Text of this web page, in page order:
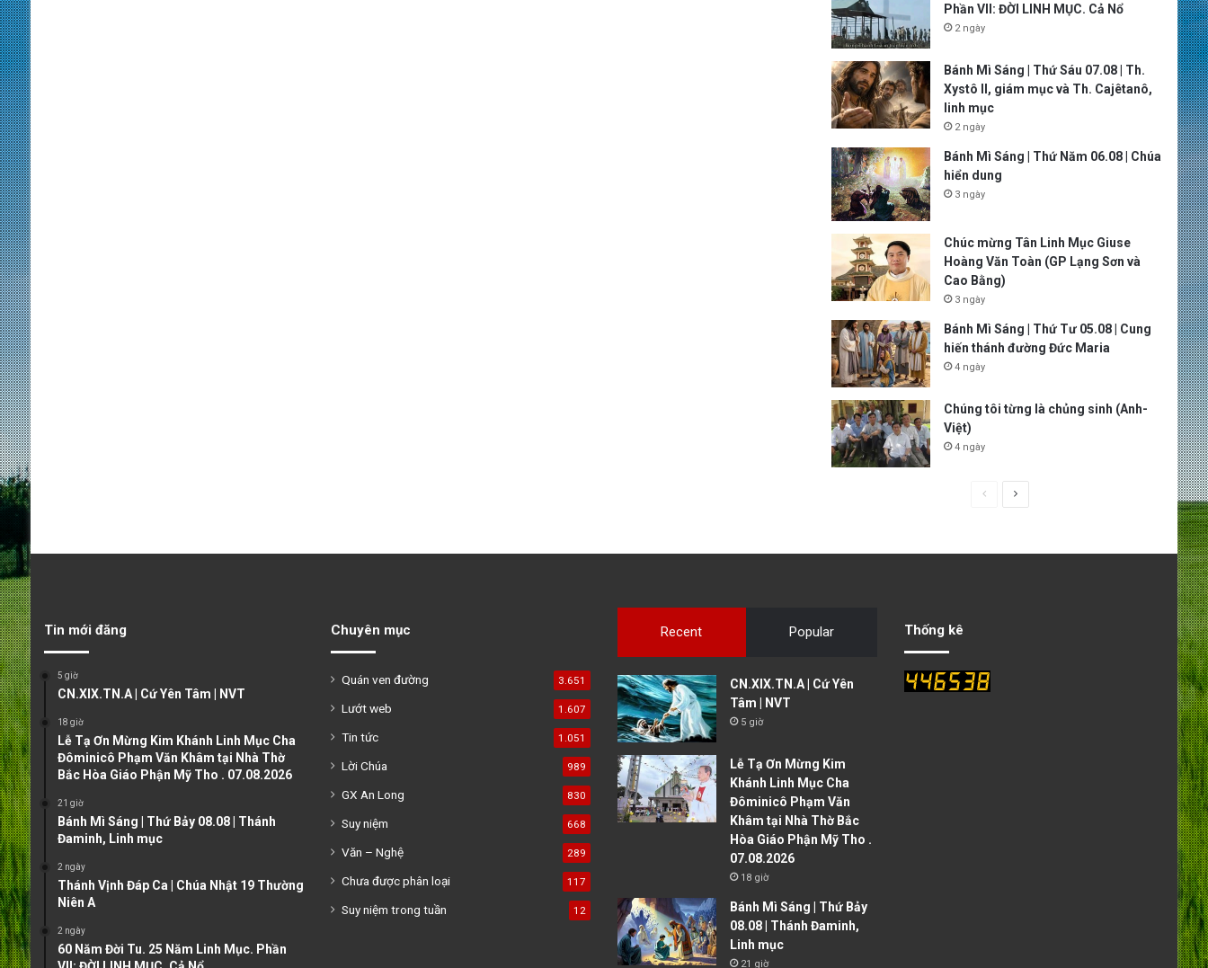
Phần VII: ĐỜI LINH MỤC. Cả Nổ
2 ngày
Bánh Mì Sáng | Thứ Sáu 07.08 | Th.
Xystô II, giám mục và Th. Cajêtanô,
linh mục
2 ngày
Bánh Mì Sáng | Thứ Năm 06.08 | Chúa
hiển dung
3 ngày
Chúc mừng Tân Linh Mục Giuse
Hoàng Văn Toàn (GP Lạng Sơn và
Cao Bằng)
3 ngày
Bánh Mì Sáng | Thứ Tư 05.08 | Cung
hiến thánh đường Đức Maria
4 ngày
Chúng tôi từng là chủng sinh (Anh-
Việt)
4 ngày
s
p
Tin mới đăng
5 giờ
CN.XIX.TN.A | Cứ Yên Tâm | NVT
18 giờ
Lễ Tạ Ơn Mừng Kim Khánh Linh Mục Cha
Đôminicô Phạm Văn Khâm tại Nhà Thờ
Bắc Hòa Giáo Phận Mỹ Tho . 07.08.2026
21 giờ
Bánh Mì Sáng | Thứ Bảy 08.08 | Thánh
Đaminh, Linh mục
2 ngày
Thánh Vịnh Đáp Ca | Chúa Nhật 19 Thường
Niên A
2 ngày
60 Năm Đời Tu. 25 Năm Linh Mục. Phần
Chuyên mục
Quán ven đường 3.651
Lướt web 1.607
Tin tức 1.051
Lời Chúa 989
GX An Long 830
Suy niệm 668
Văn – Nghệ 289
Chưa được phân loại 117
Suy niệm trong tuần 12
Recent Popular
CN.XIX.TN.A | Cứ Yên
Tâm | NVT
5 giờ
Lễ Tạ Ơn Mừng Kim
Khánh Linh Mục Cha
Đôminicô Phạm Văn
Khâm tại Nhà Thờ Bắc
Hòa Giáo Phận Mỹ Tho .
07.08.2026
18 giờ
Bánh Mì Sáng | Thứ Bảy
08.08 | Thánh Đaminh,
Linh mục
21 giờ
Thống kê